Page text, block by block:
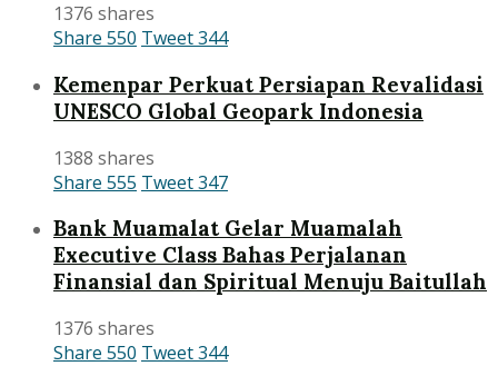
1376 shares
Share 550 Tweet344
Kemenpar Perkuat Persiapan Revalidasi
UNESCO Global Geopark Indonesia
1388 shares
Share 555 Tweet347
Bank Muamalat Gelar Muamalah
Executive Class Bahas Perjalanan
Finansial dan Spiritual Menuju Baitullah
1376 shares
Share 550 Tweet344